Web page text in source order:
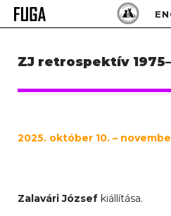
Skip
Keresés:
ZJ retrospektív
2025. október 10. –
Zalavári József kiállítása.